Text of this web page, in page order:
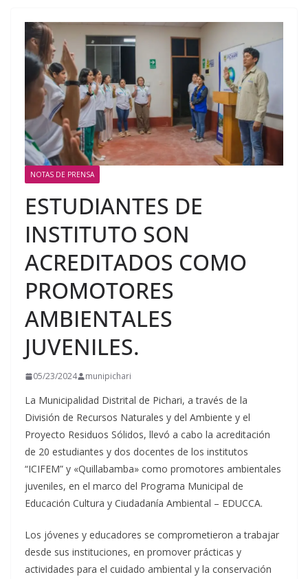
NOTAS DE PRENSA
ESTUDIANTES DE
INSTITUTO SON
ACREDITADOS COMO
PROMOTORES
AMBIENTALES
JUVENILES.
05/23/2024 munipichari
La Municipalidad Distrital de Pichari, a través de la
División de Recursos Naturales y del Ambiente y el
Proyecto Residuos Sólidos, llevó a cabo la acreditación
de 20 estudiantes y dos docentes de los institutos
“ICIFEM” y «Quillabamba» como promotores ambientales
juveniles, en el marco del Programa Municipal de
Educación Cultura y Ciudadanía Ambiental – EDUCCA.
Los jóvenes y educadores se comprometieron a trabajar
desde sus instituciones, en promover prácticas y
actividades para el cuidado ambiental y la conservación